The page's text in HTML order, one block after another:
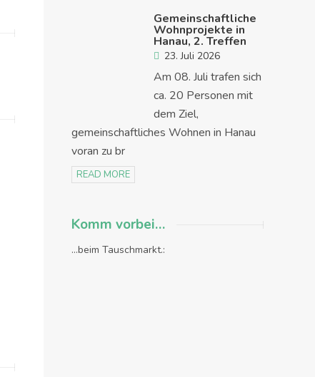
Gemeinschaftliche
Wohnprojekte in
Hanau, 2. Treffen
23. Juli 2026
Am 08. Juli trafen sich
ca. 20 Personen mit
dem Ziel,
gemeinschaftliches Wohnen in Hanau
voran zu br
READ MORE
Komm vorbei…
...beim Tauschmarkt.: